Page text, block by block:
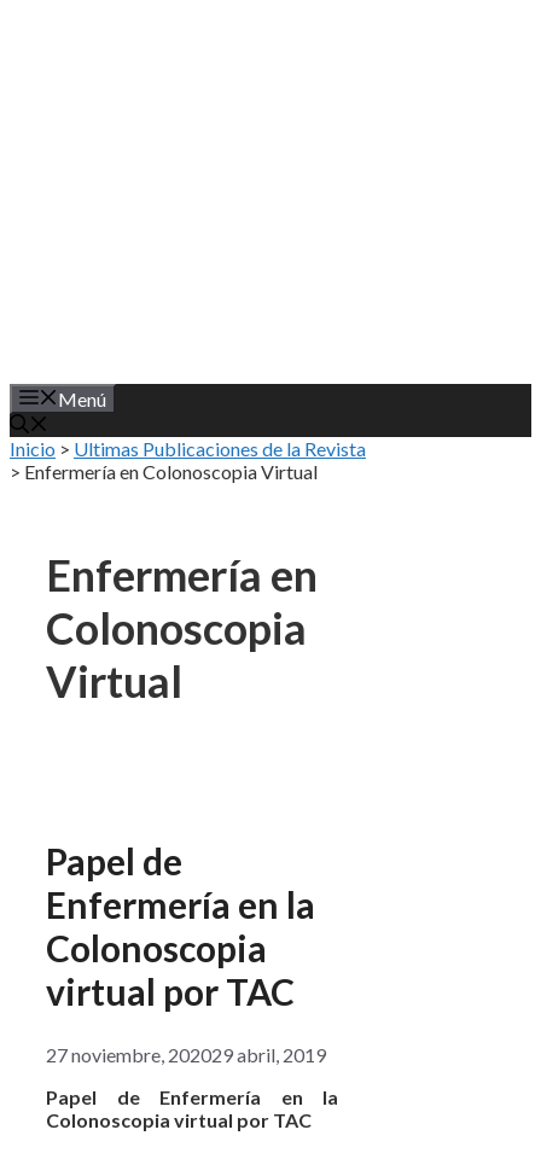
Menú
Inicio > Ultimas Publicaciones de la Revista
> Enfermería en Colonoscopia Virtual
Enfermería en
Colonoscopia
Virtual
Papel de
Enfermería en la
Colonoscopia
virtual por TAC
27 noviembre, 202029 abril, 2019
Papel de Enfermería en la
Colonoscopia virtual por TAC